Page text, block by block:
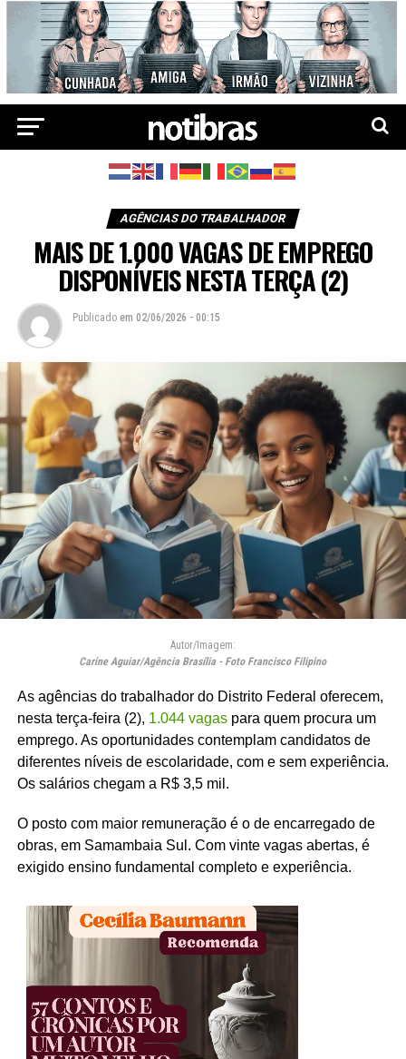
AGÊNCIAS DO TRABALHADOR
MAIS DE 1.000 VAGAS DE EMPREGO
DISPONÍVEIS NESTA TERÇA (2)
Publicado em 02/06/2026 - 00:15
Autor/Imagem:
Carine Aguiar/Agência Brasília - Foto Francisco Filipino
As agências do trabalhador do Distrito Federal oferecem,
nesta terça-feira (2), 1.044 vagaspara quem procura um
emprego. As oportunidades contemplam candidatos de
diferentes níveis de escolaridade, com e sem experiência.
Os salários chegam a R$ 3,5 mil.
O posto com maior remuneração é o de encarregado de
obras, em Samambaia Sul. Com vinte vagas abertas, é
exigido ensino fundamental completo e experiência.